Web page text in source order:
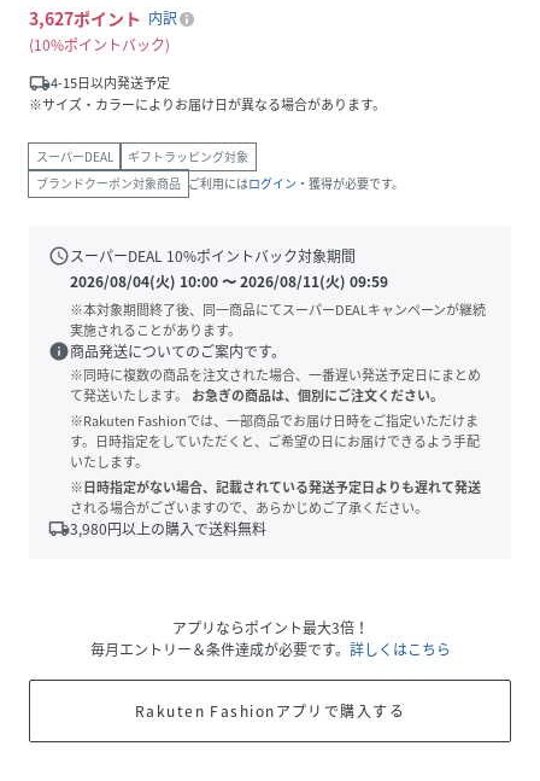
3,627ポイント 内訳
10%ポイントバック
local_shipping4-15日以内発送予定
※サイズ・カラーによりお届け日が異なる場合があります。
スーパーDEAL
ギフトラッピング対象
ブランドクーポン対象商品 ご利用にはログイン ・獲得が必要です。
scheduleスーパーDEAL 10%ポイントバック対象期間
2026/08/04(火) 10:00〜2026/08/11(火) 09:59
※本対象期間終了後、同一商品にてスーパーDEALキャンペーンが継続
実施されることがあります。
info商品発送についてのご案内です。
※同時に複数の商品を注文された場合、一番遅い発送予定日にまとめ
て発送いたします。
お急ぎの商品は、個別にご注文ください。
※Rakuten Fashionでは、一部商品でお届け日時をご指定いただけま
す。日時指定をしていただくと、ご希望の日にお届けできるよう手配
いたします。
※日時指定がない場合、記載されている発送予定日よりも遅れて発送
される場合がございますので、あらかじめご了承ください。
local_shipping3,980円以上の購入で送料無料
アプリならポイント最大3倍！
毎月エントリー＆条件達成が必要です。 詳しくはこちら
Rakuten Fashionアプリで購入する